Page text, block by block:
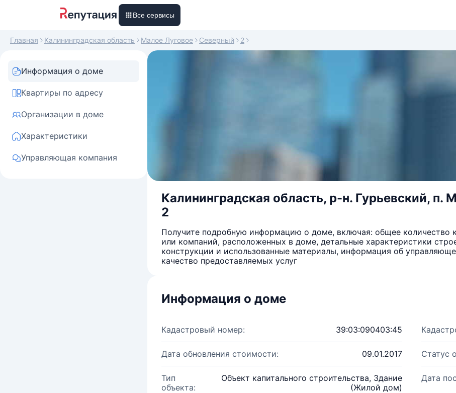
Все сервисы
Главная Калининградская область Малое Луговое Северный 2
Информация о доме
Квартиры по адресу
Организации в доме
Характеристики
Управляющая компания
Калининградская область, р-н. Гурьевский, п.
2
Получите подробную информацию о доме, включая: общее количество
или компаний, расположенных в доме, детальные характеристики
конструкции и использованные материалы, информация об
качество предоставляемых услуг
Информация о доме
Кадастровый номер: 39:03:090403:45
Дата обновления стоимости: 09.01.2017 Статус
Тип
объекта:
Объект капитального строительства, Здание
(Жилой дом)
Дата